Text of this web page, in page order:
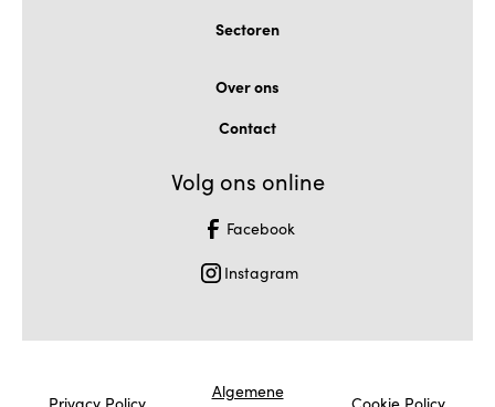
Sectoren
Over ons
Contact
Volg ons online
Facebook
Instagram
Algemene